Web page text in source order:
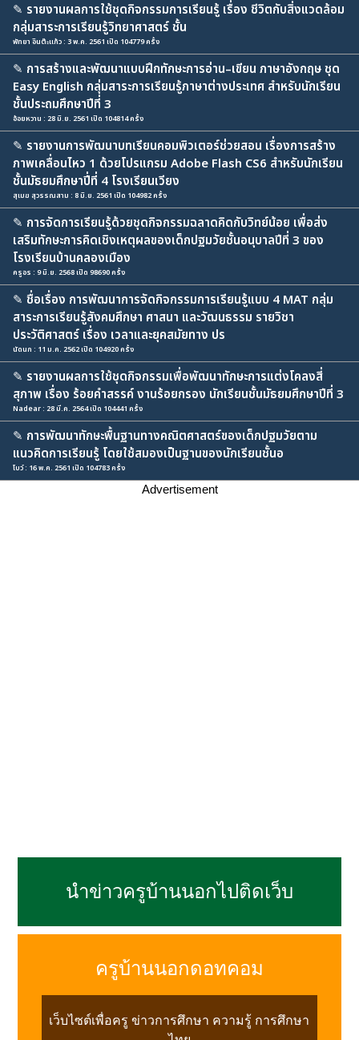
✎ รายงานผลการใช้ชุดกิจกรรมการเรียนรู้ เรื่อง ชีวิตกับสิ่งแวดล้อม
กลุ่มสาระการเรียนรู้วิทยาศาสตร์ ชั้น
พัทยา อินต๊ะแก้ว : 3 พ.ค. 2561 เปิด 104779 ครั้ง
✎ การสร้างและพัฒนาแบบฝึกทักษะการอ่าน–เขียน ภาษาอังกฤษ ชุด
Easy English กลุ่มสาระการเรียนรู้ภาษาต่างประเทศ สำหรับนักเรียน
ชั้นประถมศึกษาปีที่ 3
อ้อยหวาน : 28 มิ.ย. 2561 เปิด 104814 ครั้ง
✎ รายงานการพัฒนาบทเรียนคอมพิวเตอร์ช่วยสอน เรื่องการสร้าง
ภาพเคลื่อนไหว 1 ด้วยโปรแกรม Adobe Flash CS6 สำหรับนักเรียน
ชั้นมัธยมศึกษาปี่ที่ 4 โรงเรียนเวียง
สุเมฆ สุวรรณสาม : 8 มิ.ย. 2561 เปิด 104982 ครั้ง
✎ การจัดการเรียนรู้ด้วยชุดกิจกรรมฉลาดคิดกับวิทย์น้อย เพื่อส่ง
เสริมทักษะการคิดเชิงเหตุผลของเด็กปฐมวัยชั้นอนุบาลปีที่ 3 ของ
โรงเรียนบ้านคลองเมือง
ครูอร : 9 มิ.ย. 2568 เปิด 98690 ครั้ง
✎ ชื่อเรื่อง การพัฒนาการจัดกิจกรรมการเรียนรู้แบบ 4 MAT กลุ่ม
สาระการเรียนรู้สังคมศึกษา ศาสนา และวัฒนธรรม รายวิชา
ประวัติศาสตร์ เรื่อง เวลาและยุคสมัยทาง ปร
นัดนก : 11 ม.ค. 2562 เปิด 104920 ครั้ง
✎ รายงานผลการใช้ชุดกิจกรรมเพื่อพัฒนาทักษะการแต่งโคลงสี่
สุภาพ เรื่อง ร้อยคำสรรค์ งานร้อยกรอง นักเรียนชั้นมัธยมศึกษาปีที่ 3
Nadear : 28 มี.ค. 2564 เปิด 104441 ครั้ง
✎ การพัฒนาทักษะพื้นฐานทางคณิตศาสตร์ของเด็กปฐมวัยตาม
แนวคิดการเรียนรู้ โดยใช้สมองเป็นฐานของนักเรียนชั้นอ
โบว์ : 16 พ.ค. 2561 เปิด 104783 ครั้ง
Advertisement
นำข่าวครูบ้านนอกไปติดเว็บ
ครูบ้านนอกดอทคอม
เว็บไซต์เพื่อครู ข่าวการศึกษา ความรู้ การศึกษา